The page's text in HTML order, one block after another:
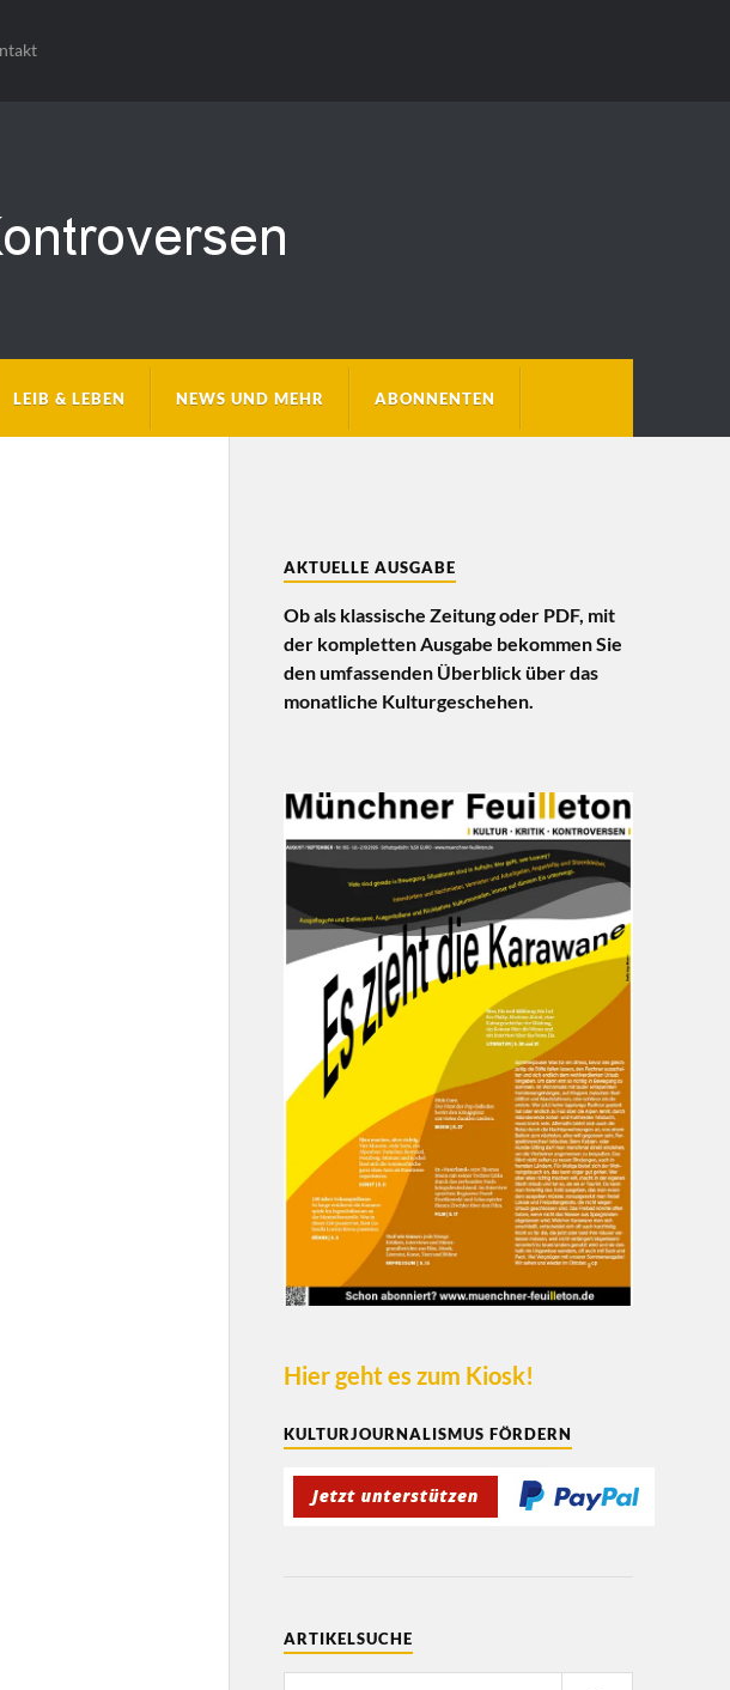
LEIB & LEBEN NEWS UND MEHR ABONNENTEN
AKTUELLE AUSGABE
Ob als klassische Zeitung oder PDF, mit
der kompletten Ausgabe bekommen Sie
den umfassenden Überblick über das
monatliche Kulturgeschehen.
Hier geht es zum Kiosk!
KULTURJOURNALISMUS FÖRDERN
ARTIKELSUCHE